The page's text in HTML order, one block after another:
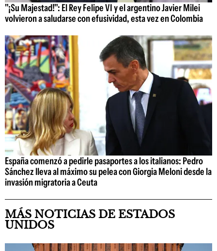
"¡Su Majestad!": El Rey Felipe VI y el argentino Javier Milei
volvieron a saludarse con efusividad, esta vez en Colombia
España comenzó a pedirle pasaportes a los italianos: Pedro
Sánchez lleva al máximo su pelea con Giorgia Meloni desde la
invasión migratoria a Ceuta
MÁS NOTICIAS DE ESTADOS
UNIDOS